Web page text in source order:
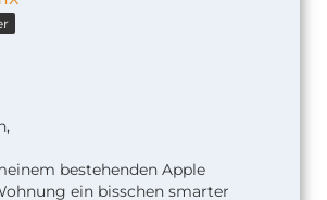
bestehenden Apple
ein bisschen smarter